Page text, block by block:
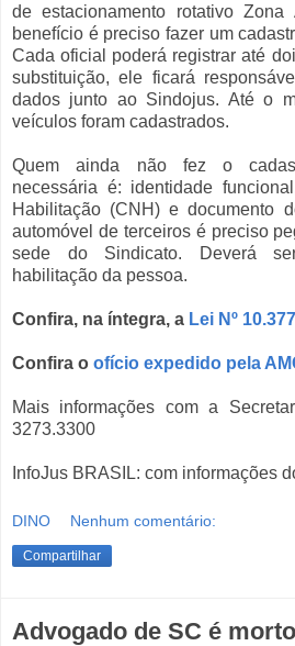
de estacionamento rotativo
benefício é preciso fazer um
Cada oficial poderá registrar até
substituição, ele ficará
dados junto ao Sindojus. Até o
veículos foram cadastrados.
Quem ainda não fez o
necessária é: identidade
Habilitação (CNH) e documento
automóvel de terceiros é preciso
sede do Sindicato. Deverá
habilitação da pessoa.
Confira, na íntegra, a Lei Nº
Confira o ofício expedido pela
Mais informações com a
3273.3300
InfoJus BRASIL: com informações
DINO Nenhum comentário:
Compartilhar
Advogado de SC é